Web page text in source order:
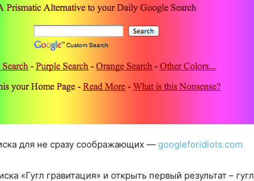
для не сразу соображающих — googleforidiots.com
«Гугл гравитация» и открыть первый результат – гугл